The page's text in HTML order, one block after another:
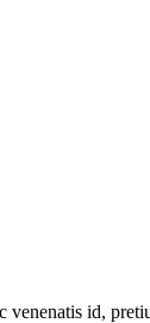
venenatis id,